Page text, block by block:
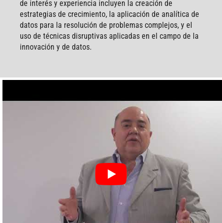
de interés y experiencia incluyen la creación de
estrategias de crecimiento, la aplicación de analítica de
datos para la resolución de problemas complejos, y el
uso de técnicas disruptivas aplicadas en el campo de la
innovación y de datos.